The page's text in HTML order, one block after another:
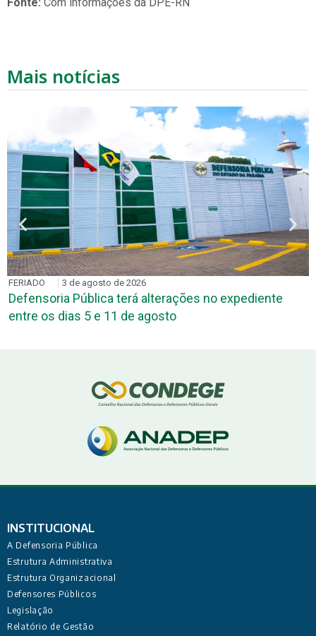
Mais notícias
FERIADO 3 de agosto de 2026
Defensoria Pública terá alterações no expediente
entre os dias 5 e 11 de agosto
INSTITUCIONAL
A Defensoria Pública
Estrutura Administrativa
Estrutura Organizacional
Defensores Públicos
Legislação
Relatório de Gestão